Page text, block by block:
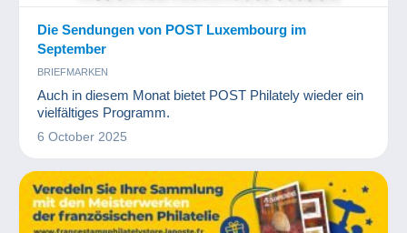
Die Sendungen von POST Luxembourg im
September
BRIEFMARKEN
Auch in diesem Monat bietet POST Philately wieder ein
vielfältiges Programm.
6 October 2025